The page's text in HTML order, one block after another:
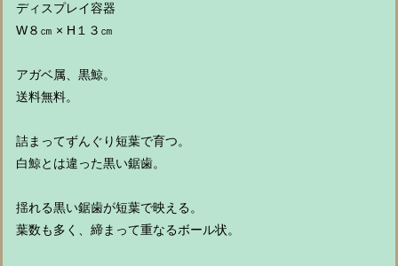
ディスプレイ容器
W８㎝ × H１３㎝
アガベ属、黒鯨。
送料無料。
詰まってずんぐり短葉で育つ。
白鯨とは違った黒い鋸歯。
揺れる黒い鋸歯が短葉で映える。
葉数も多く、締まって重なるボール状。